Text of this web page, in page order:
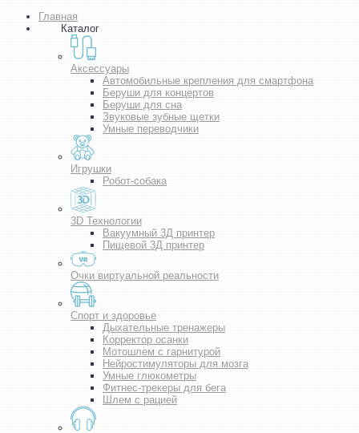
Главная
Каталог
Аксессуары
Автомобильные крепления для смартфона
Беруши для концертов
Беруши для сна
Звуковые зубные щетки
Умные переводчики
Игрушки
Робот-собака
3D Технологии
Вакуумный 3Д принтер
Пищевой 3Д принтер
Очки виртуальной реальности
Спорт и здоровье
Дыхательные тренажеры
Корректор осанки
Мотошлем с гарнитурой
Нейростимуляторы для мозга
Умные глюкометры
Фитнес-трекеры для бега
Шлем с рацией